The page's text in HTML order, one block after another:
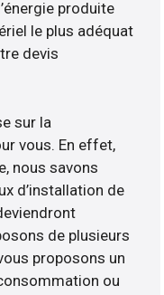
produite
le plus adéquat
devis
sur la
vous. En effet,
nous savons
d’installation de
de plusieurs
proposons un
ou